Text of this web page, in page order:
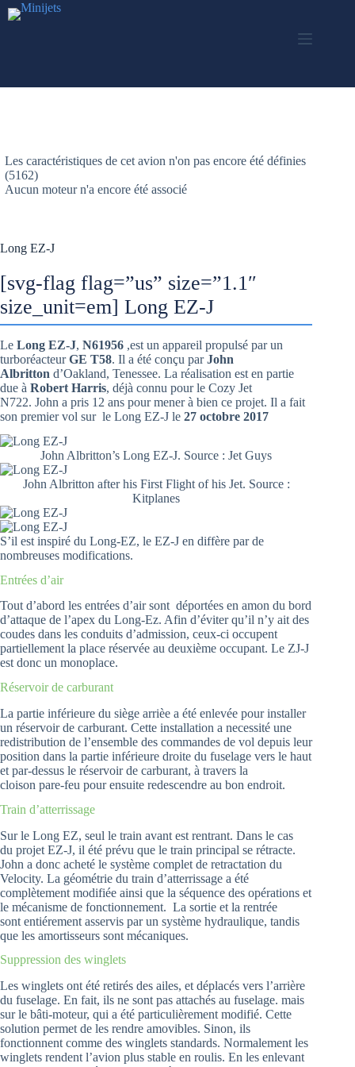
Passer
au
Long EZ-J
[svg-flag flag=”us” size=”1.1″
size_unit=em] Long EZ-J
Le Long EZ-J, N61956 ,est un appareil propulsé par un
turboréacteurGE T58. Il a été conçu parJohn
Albritton d’Oakland, Tenessee. La réalisation est en partie
due à Robert Harris, déjà connu pour le Cozy Jet
N722. John a pris 12 ans pour mener à bien ce projet. Il a fait
son premier vol sur le Long EZ-J le 27 octobre 2017
John Albritton’s Long EZ-J. Source : Jet Guys
John Albritton after his First Flight of his Jet. Source :
Kitplanes
S’il est inspiré du Long-EZ, le EZ-J en diffère par de
nombreuses modifications.
Entrées d’air
Tout d’abord les entrées d’air sont déportées en amon du bord
d’attaque de l’apex du Long-Ez. Afin d’éviter qu’il n’y ait des
coudes dans les conduits d’admission, ceux-ci occupent
partiellement la place réservée au deuxième occupant. Le ZJ-J
est donc un monoplace.
Réservoir de carburant
La partie inférieure du siège arrièe a été enlevée pour installer
un réservoir de carburant. Cette installation a necessité une
redistribution de l’ensemble des commandes de vol depuis leur
position dans la partie inférieure droite du fuselage vers le haut
et par-dessus le réservoir de carburant, à travers la
cloison pare-feu pour ensuite redescendre au bon endroit.
Train d’atterrissage
Sur le Long EZ, seul le train avant est rentrant. Dans le cas
du projet EZ-J, il été prévu que le train principal se rétracte.
John a donc acheté le système complet de retractation du
Velocity. La géométrie du train d’atterrissage a été
complètement modifiée ainsi que la séquence des opérations et
le mécanisme de fonctionnement. La sortie et la rentrée
sont entiérement asservis par un système hydraulique, tandis
que les amortisseurs sont mécaniques.
Suppression des winglets
Les winglets ont été retirés des ailes, et déplacés vers l’arrière
du fuselage. En fait, ils ne sont pas attachés au fuselage. mais
sur le bâti-moteur, qui a été particulièrement modifié. Cette
solution permet de les rendre amovibles. Sinon, ils
fonctionnent comme des winglets standards. Normalement les
winglets rendent l’avion plus stable en roulis. En les enlevant
Les caractéristiques de cet avion n'on pas encore été définies
(5162)
Aucun moteur n'a encore été associé